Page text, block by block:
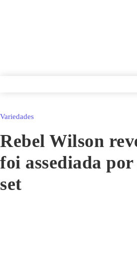
Variedades
Rebel Wilson
foi assediada
set